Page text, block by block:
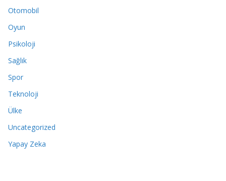
Otomobil
Oyun
Psikoloji
Sağlık
Spor
Teknoloji
Ülke
Uncategorized
Yapay Zeka